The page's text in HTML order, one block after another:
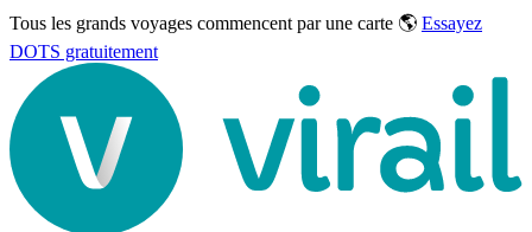
Tous les grands voyages commencent par une carte 🌎 Essayez
DOTS gratuitement